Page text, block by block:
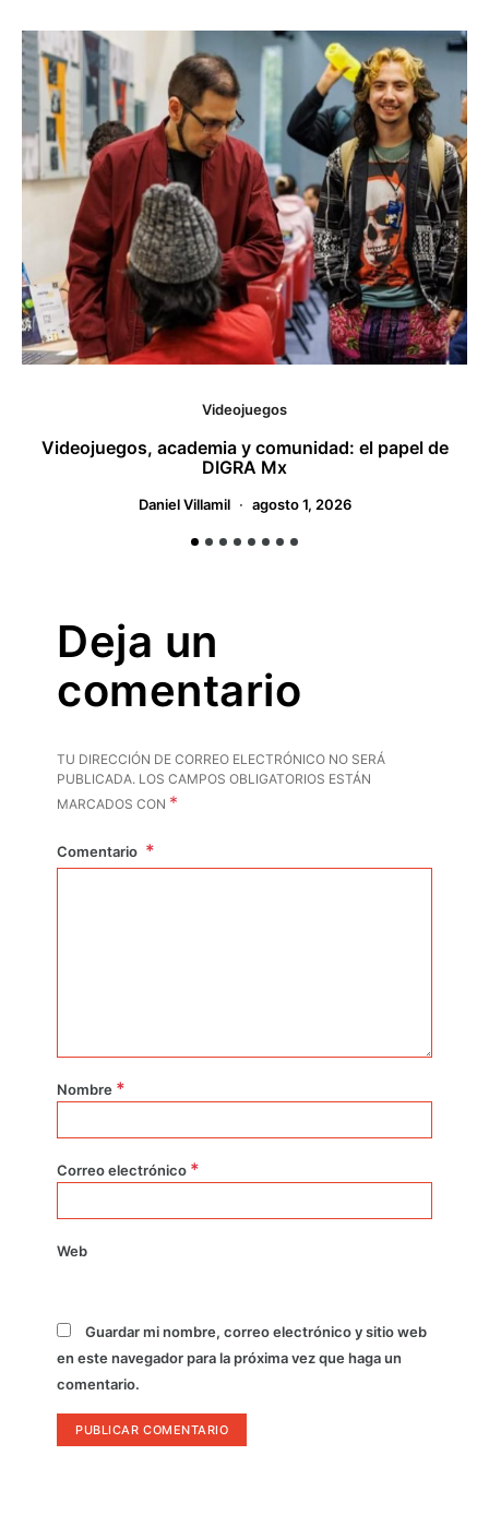
Videojuegos
Videojuegos, academia y comunidad: el papel de
DIGRA Mx
Daniel Villamil agosto 1, 2026
Deja un
comentario
TU DIRECCIÓN DE CORREO ELECTRÓNICO NO SERÁ
PUBLICADA. LOS CAMPOS OBLIGATORIOS ESTÁN
MARCADOS CON *
Comentario
Nombre *
Correo electrónico *
Web
Guardar mi nombre, correo electrónico y sitio web
en este navegador para la próxima vez que haga un
comentario.